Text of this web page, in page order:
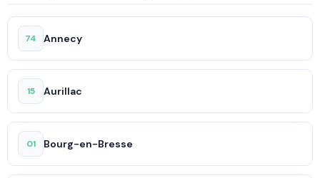
74 Annecy
15 Aurillac
01 Bourg-en-Bresse